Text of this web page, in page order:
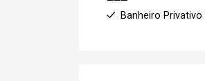
Banheiro Privativo